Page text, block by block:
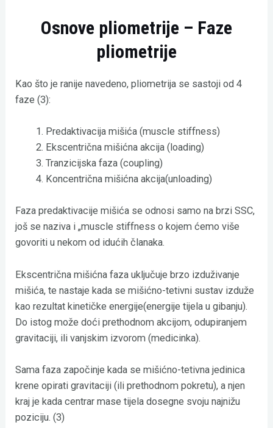
Osnove pliometrije – Faze
pliometrije
Kao što je ranije navedeno, pliometrija se sastoji od 4
faze (3):
Predaktivacija mišića (muscle stiffness)
Ekscentrična mišićna akcija (loading)
Tranzicijska faza (coupling)
Koncentrična mišićna akcija(unloading)
Faza predaktivacije mišića se odnosi samo na brzi SSC,
još se naziva i „muscle stiffness o kojem ćemo više
govoriti u nekom od idućih članaka.
Ekscentrična mišićna faza uključuje brzo izduživanje
mišića, te nastaje kada se mišićno-tetivni sustav izduže
kao rezultat kinetičke energije(energije tijela u gibanju).
Do istog može doći prethodnom akcijom, odupiranjem
gravitaciji, ili vanjskim izvorom (medicinka).
Sama faza započinje kada se mišićno-tetivna jedinica
krene opirati gravitaciji (ili prethodnom pokretu), a njen
kraj je kada centrar mase tijela dosegne svoju najnižu
poziciju. (3)